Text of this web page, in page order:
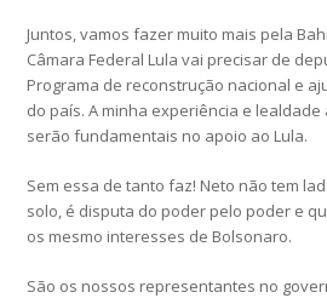
Juntos, vamos fazer muito mais pela
Câmara Federal Lula vai precisar de
Programa de reconstrução nacional e
do país. A minha experiência e
serão fundamentais no apoio ao Lula.
Sem essa de tanto faz! Neto não tem
solo, é disputa do poder pelo poder e
os mesmo interesses de Bolsonaro.
São os nossos representantes no